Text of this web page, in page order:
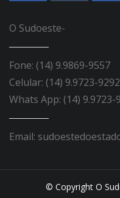
O Sudoeste-
Fone: (14) 9.9869-9557
Celular: (14) 9.9723-9292
Whats App: (14) 9.9723-
Email:
© Copyright O